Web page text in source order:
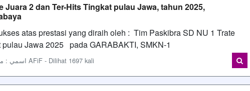
Juara 2 dan Ter-Hits Tingkat pulau Jawa, tahun 2025,
atas prestasi yang diraih oleh : Tim Paskibra SD NU 1 Trate
pulau Jawa 2025 pada GARABAKTI, SMKN-1
09/02/2025 10:07 - Oleh اسمي : محمد عفيف AFiF - Dilihat 1697 kali